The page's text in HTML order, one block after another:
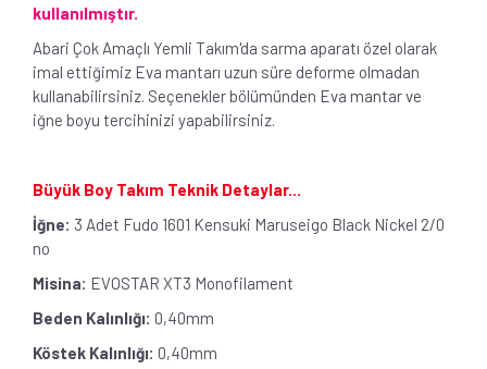
kullanılmıştır.
Abari Çok Amaçlı Yemli Takım'da sarma aparatı özel olarak
imal ettiğimiz Eva mantarı uzun süre deforme olmadan
kullanabilirsiniz. Seçenekler bölümünden Eva mantar ve
iğne boyu tercihinizi yapabilirsiniz.
Büyük Boy Takım Teknik Detaylar...
İğne: 3 Adet Fudo 1601 Kensuki Maruseigo Black Nickel 2/0
no
Misina: EVOSTAR XT3 Monofilament
Beden Kalınlığı: 0,40mm
Köstek Kalınlığı: 0,40mm